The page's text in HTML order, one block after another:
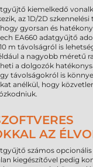
kiemelkedő
az 1D/2D
gyorsan és
EA660 adatgyűjtő
m távolságról is
a nagyobb méretű
a dolgozók
távolságokról is
anélkül, hogy
AZ
számos
kiegészítővel pedig